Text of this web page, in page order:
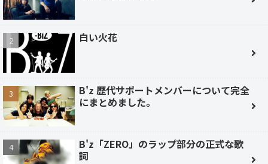
白い火花
B'z 歴代サポートメンバーについて完全
にまとめました。
B'z「ZERO」のラップ部分の正式な歌
詞